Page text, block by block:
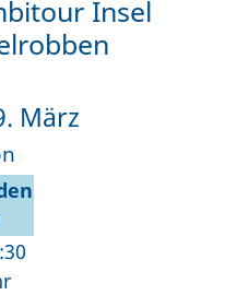
Insel
März